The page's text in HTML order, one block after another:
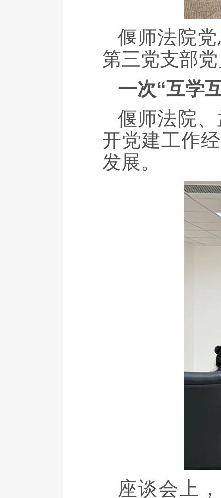
偃师法院
第三党支部
一次“互学
偃师法院
开党建工作
发展。
座谈会上